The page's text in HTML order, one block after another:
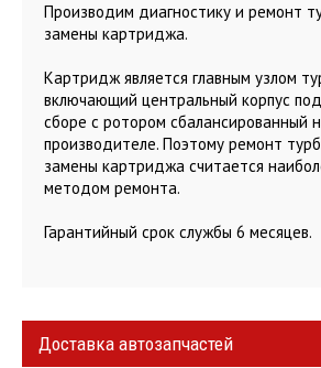
Производим диагностику и ремонт
замены картриджа.
Картридж является главным узлом
включающий центральный корпус
сборе с ротором сбалансированный
производителе. Поэтому ремонт
замены картриджа считается
методом ремонта.
Гарантийный срок службы 6 месяцев.
Доставка автозапчастей